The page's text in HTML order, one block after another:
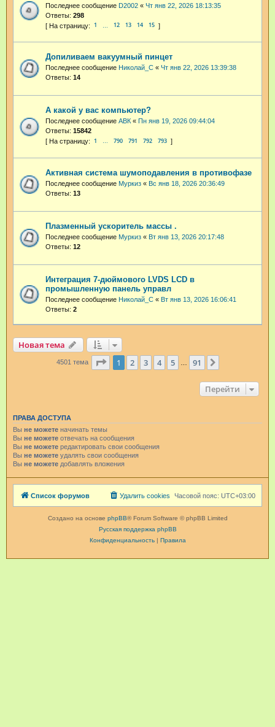
Последнее сообщение D2002 « Чт янв 22, 2026 18:13:35
Ответы: 298
1 12 13 14 15
Допиливаем вакуумный пинцет
Последнее сообщение Николай_С « Чт янв 22, 2026 13:39:38
Ответы: 14
А какой у вас компьютер?
Последнее сообщение АВК « Пн янв 19, 2026 09:44:04
Ответы: 15842
1 … 790 791 792 793
Активная система шумоподавления в противофазе
Последнее сообщение Муркиз « Вс янв 18, 2026 20:36:49
Ответы: 13
Плазменный ускоритель массы .
Последнее сообщение Муркиз « Вт янв 13, 2026 20:17:48
Ответы: 12
Интеграция 7-дюймового LVDS LCD в
промышленную панель управл
Последнее сообщение Николай_С « Вт янв 13, 2026 16:06:41
Ответы: 2
Новая тема
4501 тема Страница из 91
1 2 3 4 5 91
Перейти
ПРАВА ДОСТУПА
Вы не можете начинать темы
Вы не можете отвечать на сообщения
Вы не можете редактировать свои сообщения
Вы не можете удалять свои сообщения
Вы не можете добавлять вложения
Список форумов Часовой пояс: UTC+03:00
Удалить cookies
Создано на основе phpBB® Forum Software © phpBB Limited
Русская поддержка phpBB
Конфиденциальность| Правила